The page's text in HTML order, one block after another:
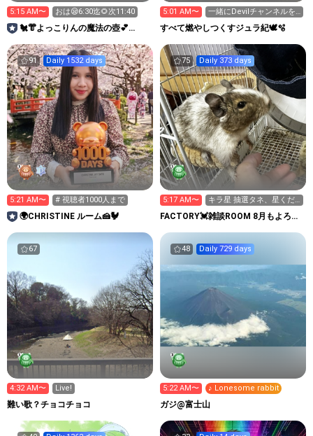
5:15 AM〜 おは😪6:30迄🌻次11:40
🐔👘よっこりんの魔法の壺💕
5:01 AM〜
一緒にDevilチャンネルを
聴こう
すべて燃やしつくすジュラ紀🕊️🫧
91 Daily 1532 days
5:21 AM〜 # 視聴者1000人まで
🌍CHRISTINE ルーム🍰🐓
75 Daily 373 days
5:17 AM〜
キラ星 抽選タネ、星くだ
さい
FACTORY💓雑談ROOM 8月もよろし
67
4:32 AM〜 Live!
難い歌？チョコチョコ
48 Daily 729 days
5:22 AM〜 ♪ Lonesome rabbit
ガジ@富士山